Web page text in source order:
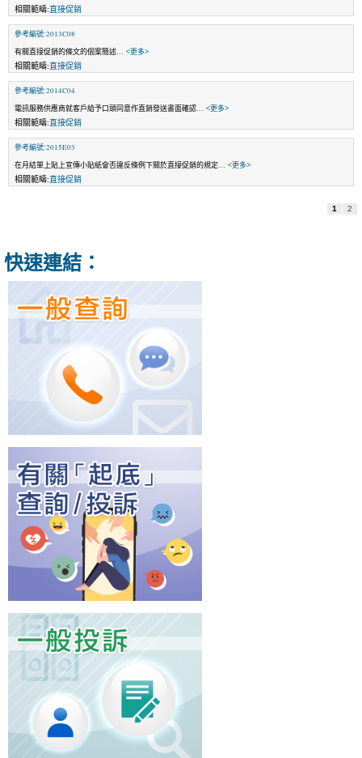
相關範疇:直接促銷
參考編號:2013C08
有關直接促銷的條文的個案簡述 ... <更多>
相關範疇:直接促銷
參考編號:2014C04
電訊服務供應商就客戶給予口頭同意作直銷發送書面確認 ... <更多>
相關範疇:直接促銷
參考編號:2015E03
在月結單上貼上宣傳小貼紙會否違反條例下關於直接促銷的規定 ... <更多>
相關範疇:直接促銷
1 2
快速連結：